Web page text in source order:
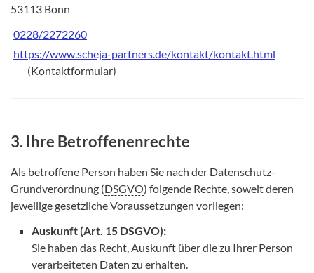
53113 Bonn
0228/2272260
https://www.scheja-partners.de/kontakt/kontakt.html
(Kontaktformular)
3. Ihre Betroffenenrechte
Als betroffene Person haben Sie nach der Datenschutz-
Grundverordnung (DSGVO) folgende Rechte, soweit deren
jeweilige gesetzliche Voraussetzungen vorliegen:
Auskunft (Art. 15 DSGVO):
Sie haben das Recht, Auskunft über die zu Ihrer Person
verarbeiteten Daten zu erhalten.